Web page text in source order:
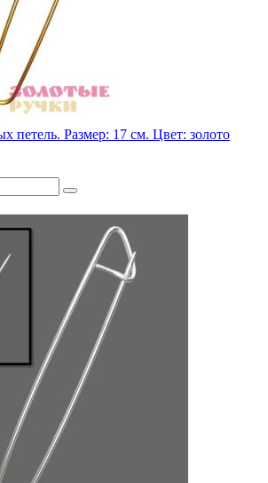
петель. Размер: 17 см. Цвет: золото